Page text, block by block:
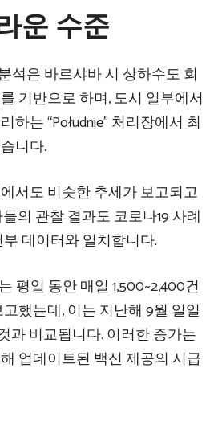
운 수준
석은 바르샤바 시 상하수도 회
기반으로 하며, 도시 일부에서
하는 “Południe” 처리장에서 최
니다.
서도 비슷한 추세가 보고되고
의 관찰 결과도 코로나19 사례
데이터와 일치합니다.
평일 동안 매일 1,500~2,400건
했는데, 이는 지난해 9월 일일
과 비교됩니다. 이러한 증가는
업데이트된 백신 제공의 시급